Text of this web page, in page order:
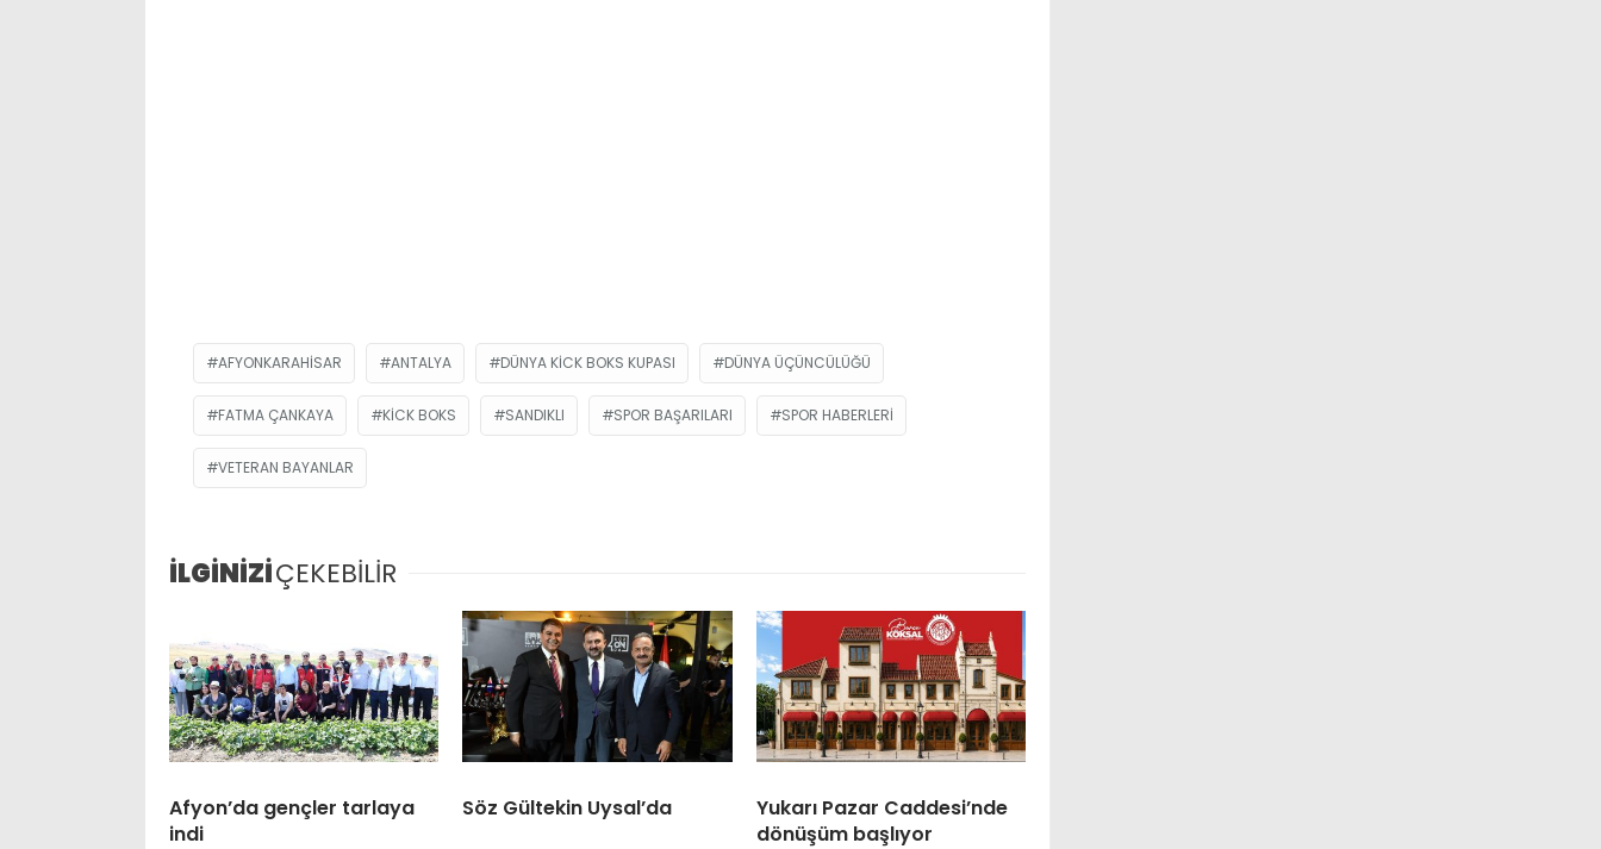
AFYONKARAHISAR ANTALYA DÜNYA KICK BOKS KUPASI DÜNYA ÜÇÜNCÜLÜĞÜ
FATMA ÇANKAYA KICK BOKS SANDIKLI SPOR BAŞARILARI SPOR HABERLERI
VETERAN BAYANLAR
İLGİNİZİÇEKEBİLİR
Afyon’da gençler tarlaya
indi
Söz Gültekin Uysal’da
Yukarı Pazar Caddesi’nde
dönüşüm başlıyor